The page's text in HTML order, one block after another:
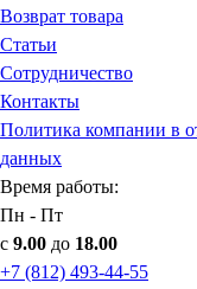
Возврат товара
Статьи
Сотрудничество
Контакты
Политика компании в
данных
Время работы:
Пн - Пт
с 9.00 до 18.00
+7 (812) 493-44-55